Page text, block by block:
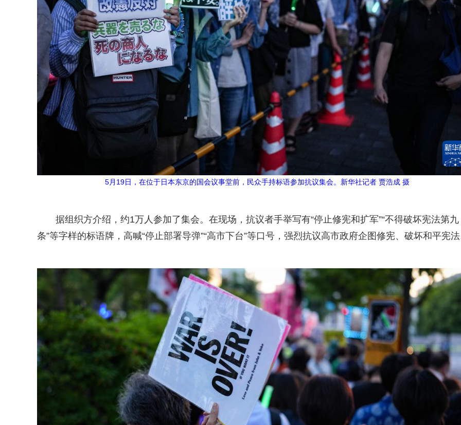
5月19日，在位于日本东京的国会议事堂前，民众手持标语参加抗议集会。新华社记者 贾浩成 摄
据组织方介绍，约1万人参加了集会。在现场，抗议者手举写有“停止修宪和扩军”“不得破坏宪法第九
条”等字样的标语牌，高喊“停止部署导弹”“高市下台”等口号，强烈抗议高市政府企图修宪、破坏和平宪